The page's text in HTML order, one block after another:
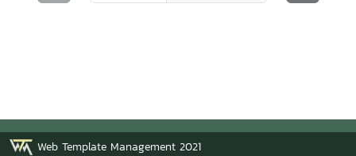
Web Template Management 2021